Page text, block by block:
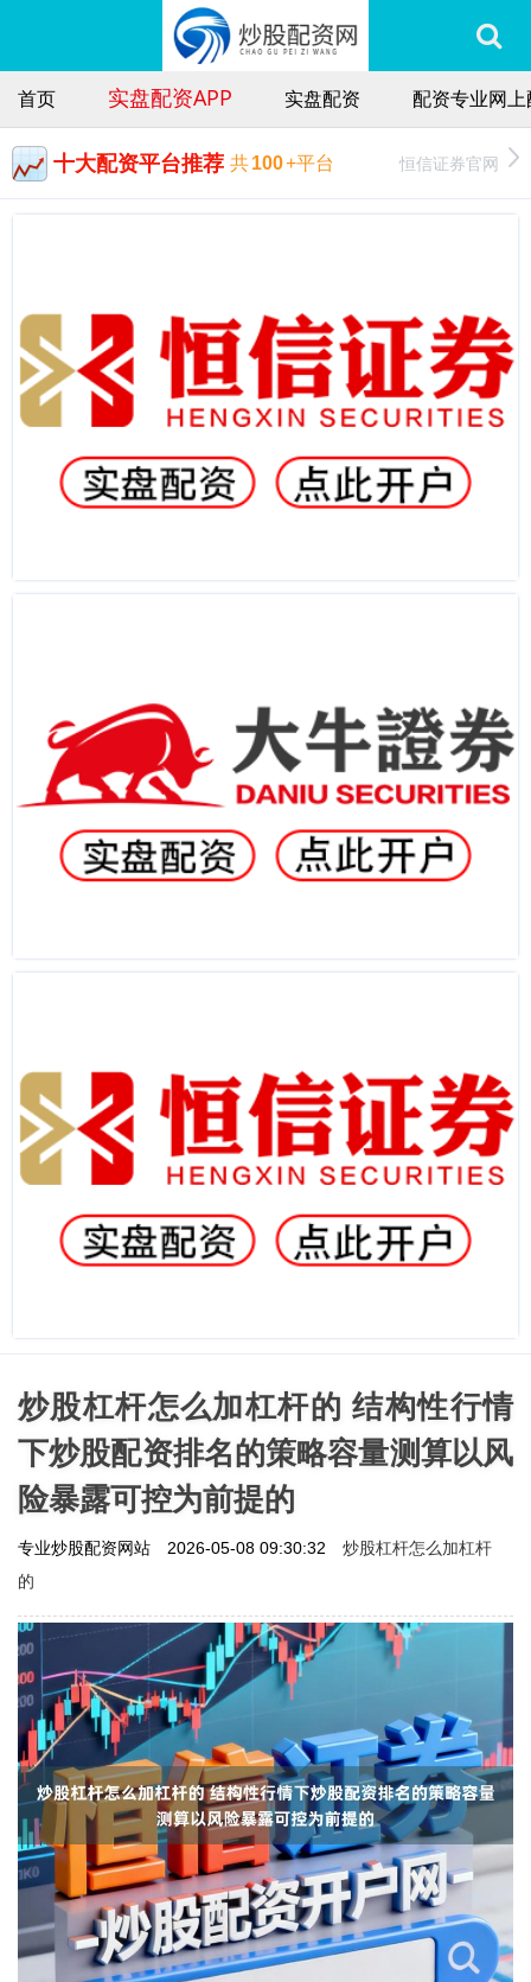
首页 实盘配资APP 实盘配资 配资专业网
十大配资平台推荐 共100+平台 恒信证券官网
炒股杠杆怎么加杠杆的 结构性行情
下炒股配资排名的策略容量测算以风
险暴露可控为前提的
专业炒股配资网站 2026-05-08 09:30:32
炒股杠杆怎么加杠杆
的